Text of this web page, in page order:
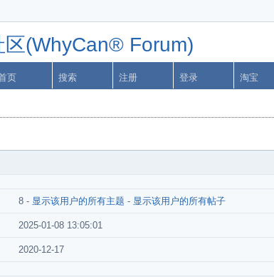
(WhyCan® Forum)
页 搜索 注册 登录 淘宝
8 - 显示该用户的所有主题 - 显示该用户的所有帖子
2025-01-08 13:05:01
2020-12-17